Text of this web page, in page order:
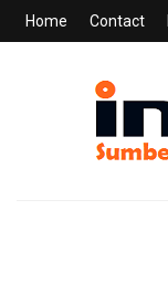
Home Contact